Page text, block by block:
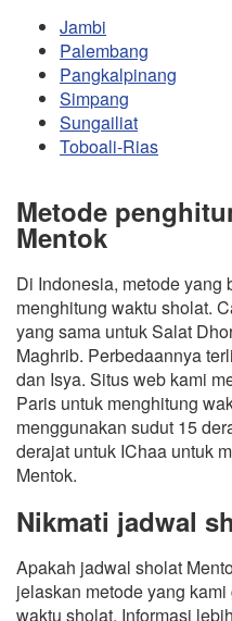
Jambi
Palembang
Pangkalpinang
Simpang
Sungailiat
Toboali-Rias
Metode
Mentok
Di Indonesia, metode yang
menghitung waktu sholat.
yang sama untuk Salat
Maghrib. Perbedaannya
dan Isya. Situs web kami
Paris untuk menghitung
menggunakan sudut 15
derajat untuk IChaa untuk
Mentok.
Nikmati jadwal
Apakah jadwal sholat
jelaskan metode yang
waktu sholat. Informasi